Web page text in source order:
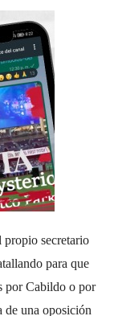
propio secretario
para que
por Cabildo o por
de una oposición